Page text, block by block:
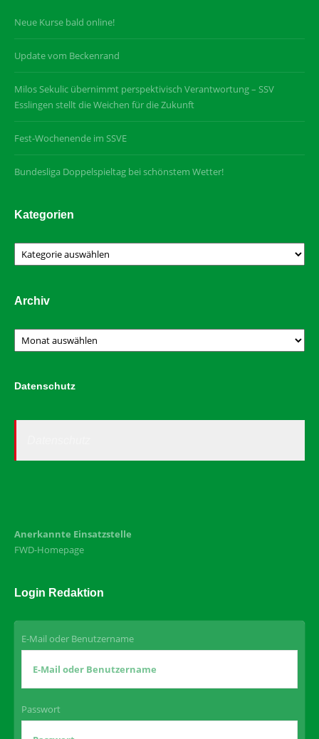
Neue Kurse bald online!
Update vom Beckenrand
Milos Sekulic übernimmt perspektivisch Verantwortung – SSV
Esslingen stellt die Weichen für die Zukunft
Fest-Wochenende im SSVE
Bundesliga Doppelspieltag bei schönstem Wetter!
Kategorien
Kategorien
Archiv
Archiv
Datenschutz
Anerkannte Einsatzstelle
FWD-Homepage
Login Redaktion
E-Mail oder Benutzername
Passwort